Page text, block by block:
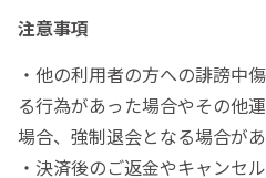
注意事項
・他の利用者の方への誹謗中
る行為があった場合やその他
場合、強制退会となる場合があ
・決済後のご返金やキャンセ